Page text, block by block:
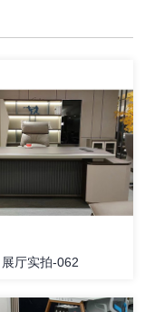
展厅实拍-062